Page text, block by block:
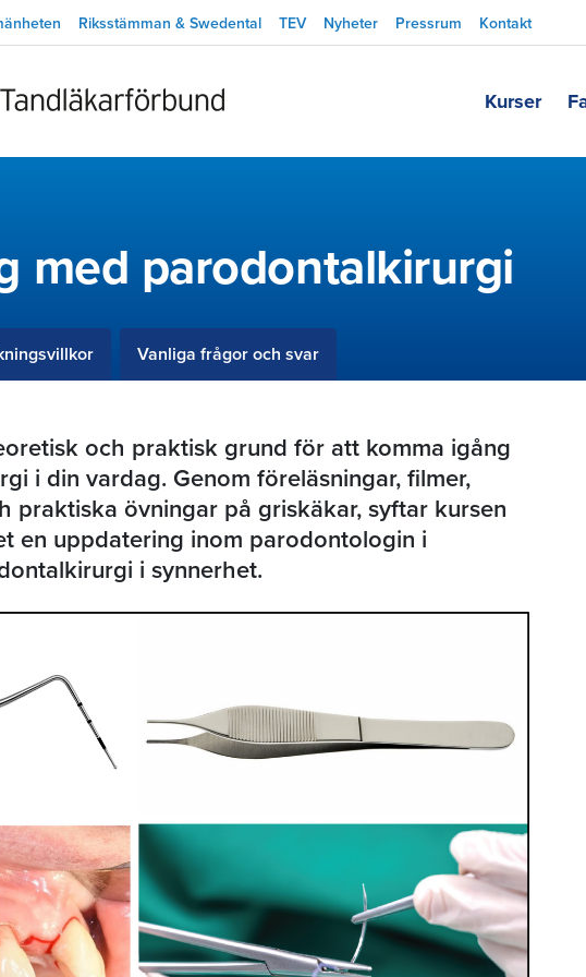
Riksstämman & Swedental TEV Nyheter Pressrum Kontakt
Kurser
med parodontalkirurgi
Vanliga frågor och svar
och praktisk grund för att komma igång
i din vardag. Genom föreläsningar, filmer,
praktiska övningar på griskäkar, syftar kursen
en uppdatering inom parodontologin i
i synnerhet.